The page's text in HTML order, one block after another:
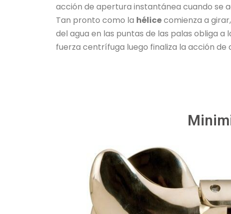
acción de apertura instantánea cuando se
Tan pronto como la hélicecomienza a
del agua en las puntas de las palas obliga a
fuerza centrífuga luego finaliza la acción de